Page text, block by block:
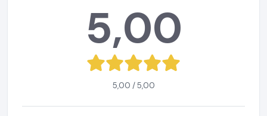
5,00
5,00 / 5,00